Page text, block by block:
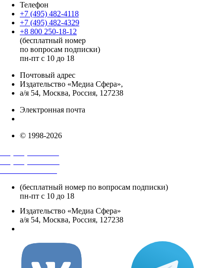
Телефон
+7 (495) 482-4118
+7 (495) 482-4329
+8 800 250-18-12
(бесплатный номер
по вопросам подписки)
пн-пт с 10 до 18
Почтовый адрес
Издательство «Медиа Сфера»,
а/я 54, Москва, Россия, 127238
Электронная почта
© 1998-2026
(бесплатный номер по вопросам подписки)
пн-пт с 10 до 18
Издательство «Медиа Сфера»
а/я 54, Москва, Россия, 127238